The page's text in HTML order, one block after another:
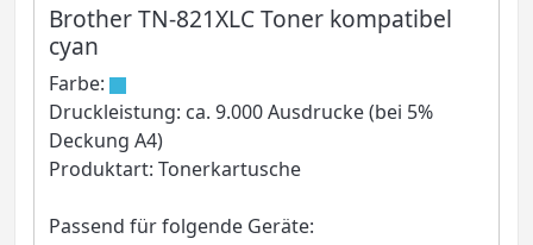
Brother TN-821XLC Toner kompatibel
cyan
Farbe:
Druckleistung: ca. 9.000 Ausdrucke (bei 5%
Deckung A4)
Produktart: Tonerkartusche
Passend für folgende Geräte: